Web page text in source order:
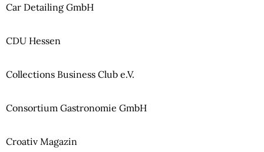
Car Detailing GmbH
CDU Hessen
Collections Business Club e.V.
Consortium Gastronomie GmbH
Croativ Magazin